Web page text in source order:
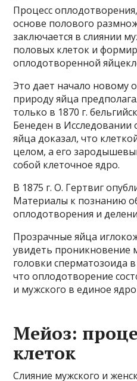
Процесс
основе полового
заключается в слиянии
половых клеток и
оплодотворенной
Это дает начало новому
природу яйца
только в 1870 г.
Бенеден в Исследовании
яйца доказал, что
целом, а его
собой клеточное ядро.
В 1875 г. О. Гертвиг
Материалы к познанию
оплодотворения и
Прозрачные яйца
увидеть проникновение
головки сперматозоида
что оплодотворение
и мужского в единое
Мейоз:
клеток
Слияние мужского и